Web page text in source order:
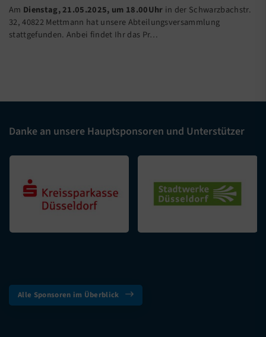
Am Dienstag, 21.05.2025, um 18.00Uhr in der Schwarzbachstr.
32, 40822 Mettmann hat unsere Abteilungsversammlung
stattgefunden. Anbei findet Ihr das Pr…
Danke an unsere Hauptsponsoren und Unterstützer
Alle Sponsoren im Überblick